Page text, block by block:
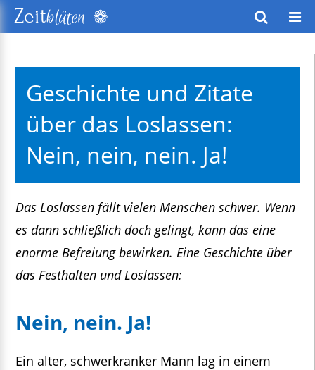
Zeitblüten ❁
Geschichte und Zitate
über das Loslassen:
Nein, nein, nein. Ja!
Das Loslassen fällt vielen Menschen schwer. Wenn
es dann schließlich doch gelingt, kann das eine
enorme Befreiung bewirken. Eine Geschichte über
das Festhalten und Loslassen:
Nein, nein. Ja!
Ein alter, schwerkranker Mann lag in einem